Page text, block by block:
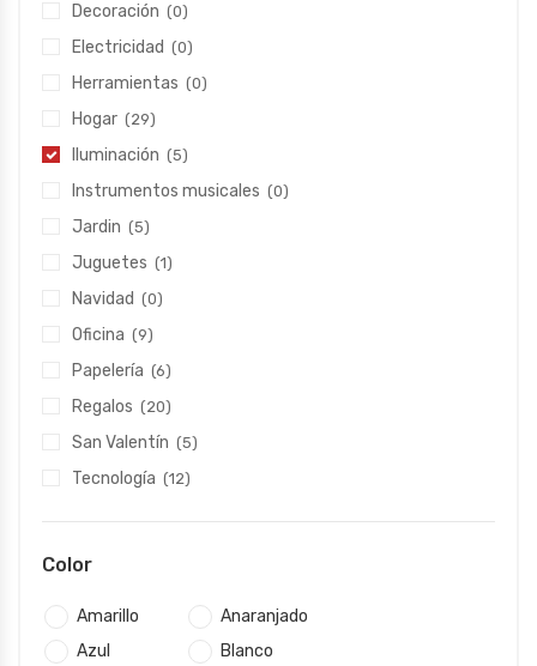
Decoración (0)
Electricidad (0)
Herramientas (0)
Hogar (29)
Iluminación (5)
Instrumentos musicales (0)
Jardin (5)
Juguetes (1)
Navidad (0)
Oficina (9)
Papelería (6)
Regalos (20)
San Valentín (5)
Tecnología (12)
Color
Amarillo
Anaranjado
Azul
Blanco